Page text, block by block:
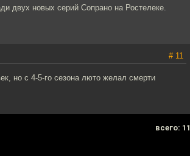
двух новых серий Сопрано на Ростелеке.
# 11
но с 4-5-го сезона люто желал смерти
всего: 11